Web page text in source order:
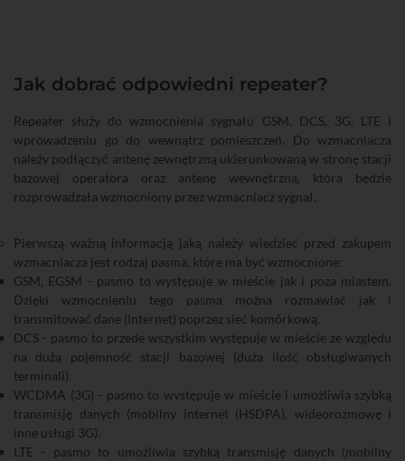
Jak dobrać odpowiedni repeater?
Repeater służy do wzmocnienia sygnału GSM, DCS, 3G, LTE i
wprowadzeniu go do wewnątrz pomieszczeń. Do wzmacniacza
należy podłączyć antenę zewnętrzną ukierunkowaną w stronę stacji
bazowej operatora oraz antenę wewnętrzną, która będzie
rozprowadzała wzmocniony przez wzmacniacz sygnał.
Pierwszą ważną informacją jaką należy wiedzieć przed zakupem
wzmacniacza jest rodzaj pasma, które ma być wzmocnione:
GSM, EGSM - pasmo to występuje w mieście jak i poza miastem.
Dzięki wzmocnieniu tego pasma można rozmawiać jak i
transmitować dane (Internet) poprzez sieć komórkową.
DCS - pasmo to przede wszystkim występuje w mieście ze względu
na dużą pojemność stacji bazowej (duża ilość obsługiwanych
terminali).
WCDMA (3G) - pasmo to występuje w mieście i umożliwia szybką
transmisję danych (mobilny internet (HSDPA), wideorozmowę i
inne usługi 3G).
LTE - pasmo to umożliwia szybką transmisję danych (mobilny